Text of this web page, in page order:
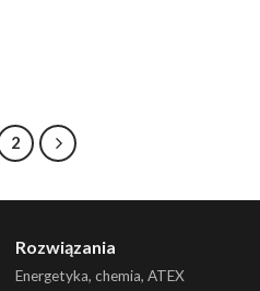
2
Rozwiązania
Energetyka, chemia, ATEX